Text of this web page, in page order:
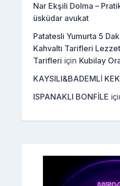
Nar Ekşili Dolma –
üsküdar avukat
Patatesli Yumurta 5
Kahvaltı Tarifleri
Tarifleri için Kubilay
KAYSILI&BADEMLİ KEK
ISPANAKLI BONFİLE